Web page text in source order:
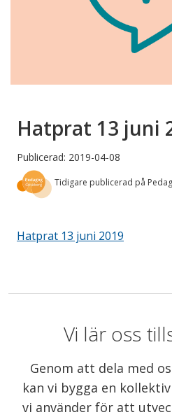
Hatprat 13 juni
Publicerad: 2019-04-08
Tidigare publicerad på
Hatprat 13 juni 2019
Vi lär oss
Genom att dela med
kan vi bygga en
vi använder för att